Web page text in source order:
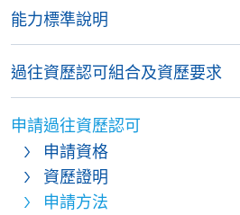
能力標準說明
過往資歷認可組合及資歷要求
申請過往資歷認可
申請資格
資歷證明
申請方法